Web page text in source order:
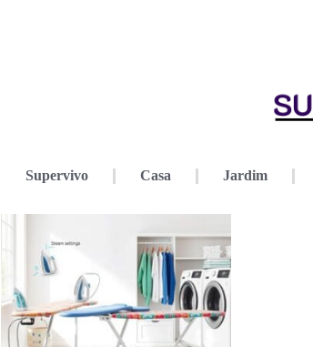
Supervivo Casa Jardim